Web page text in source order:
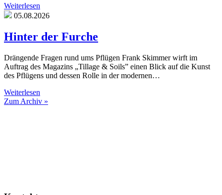
Weiterlesen
05.08.2026
Hinter der Furche
Drängende Fragen rund ums Pflügen Frank Skimmer wirft im
Auftrag des Magazins „Tillage & Soils” einen Blick auf die Kunst
des Pflügens und dessen Rolle in der modernen…
Weiterlesen
Zum Archiv »